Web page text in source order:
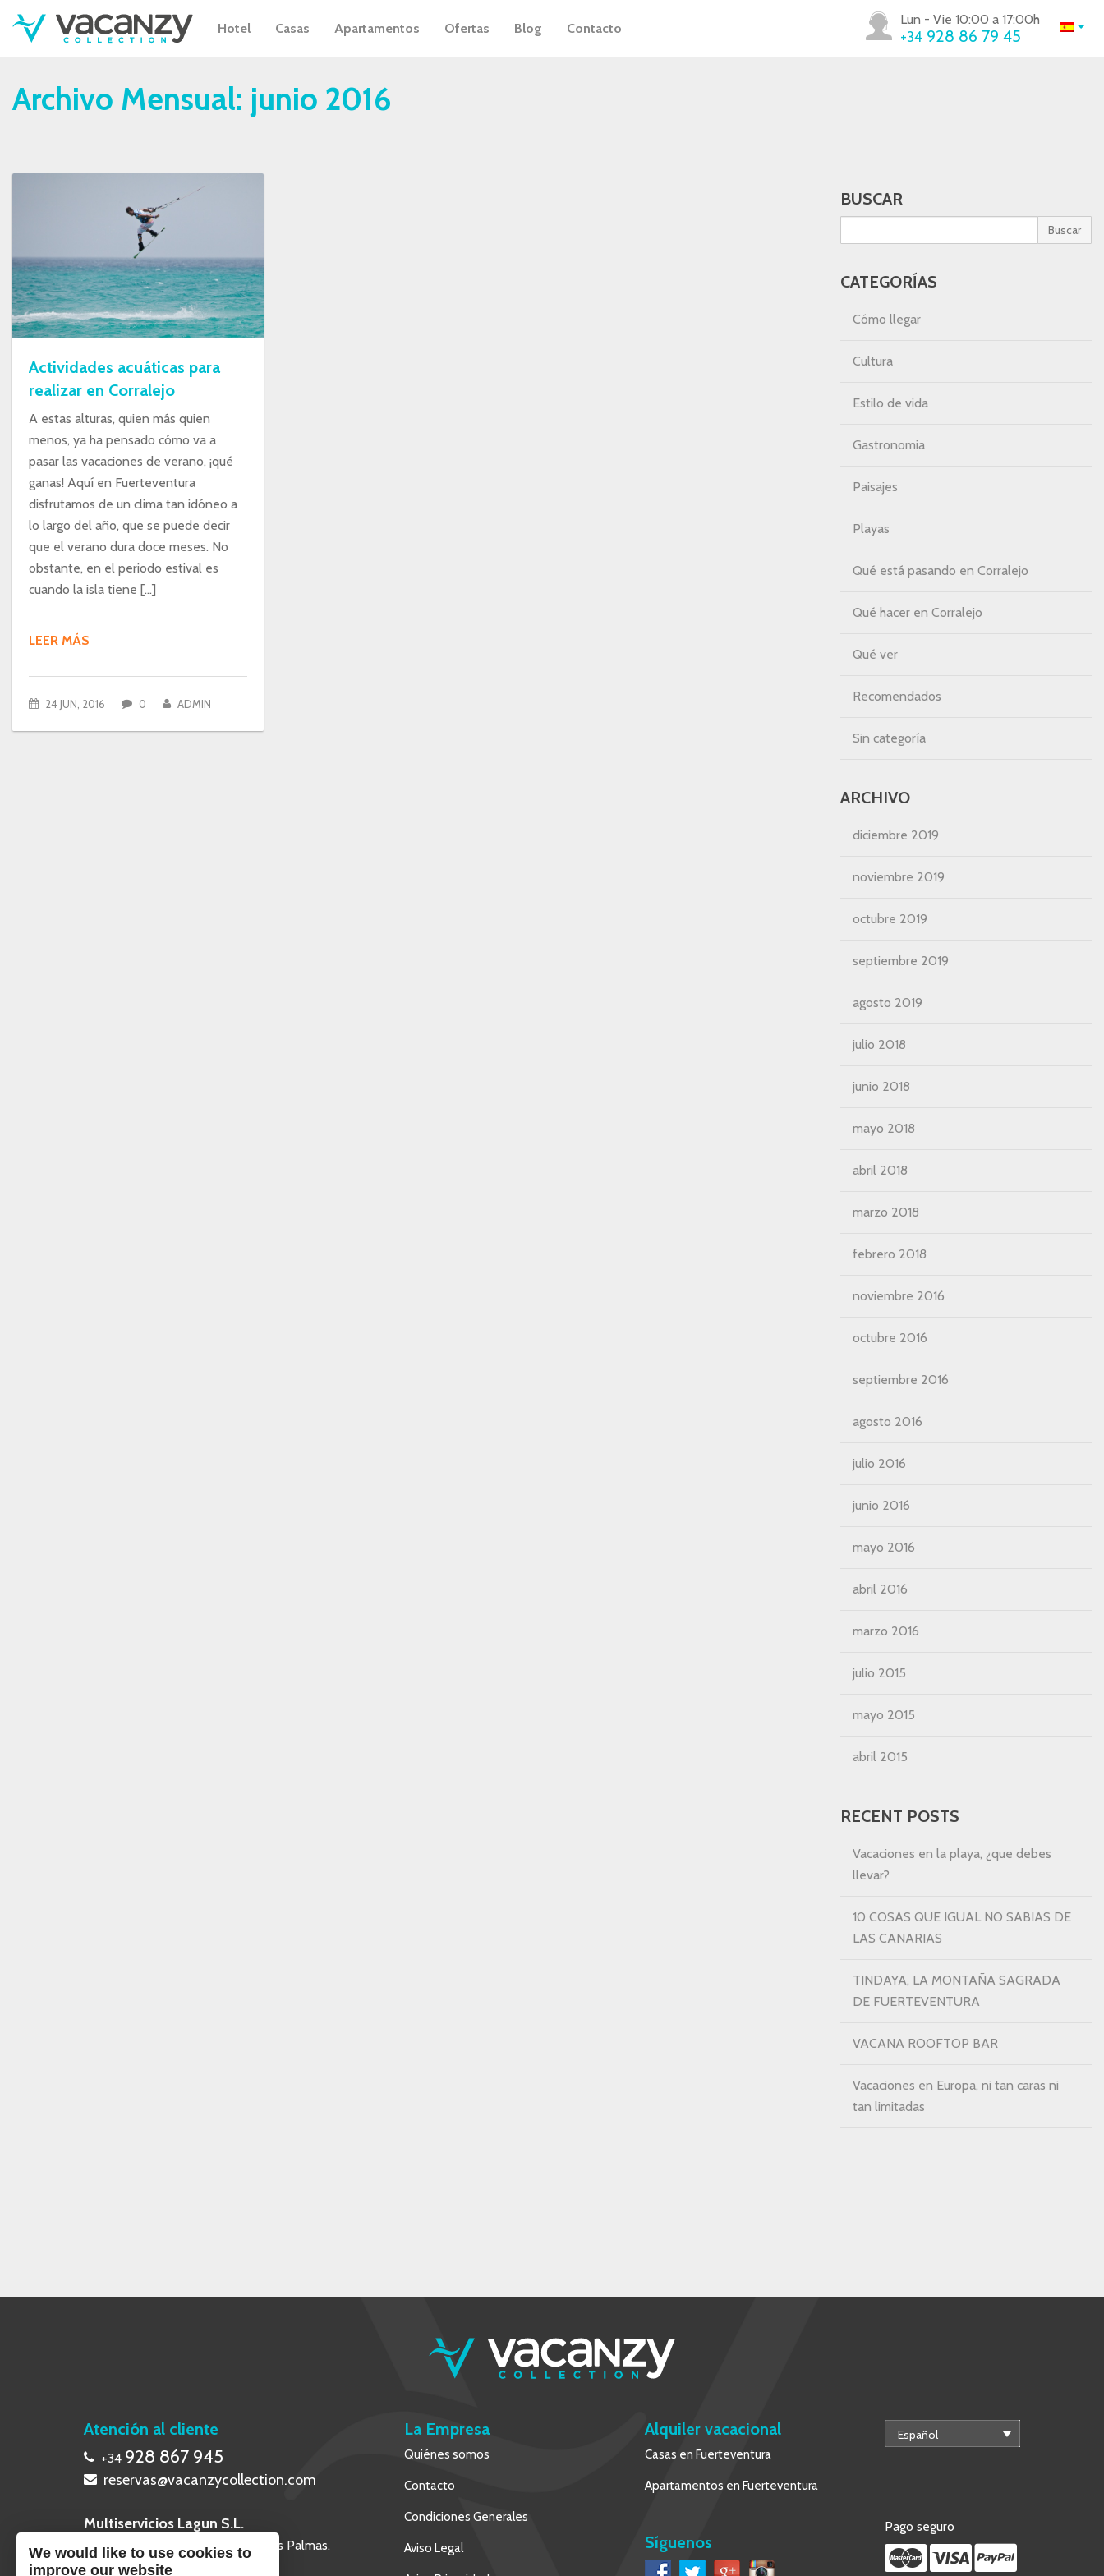
Hotel Casas Apartamentos Ofertas Blog Contacto
Lun - Vie 10:00 a 17:00h
+34 928 86 79 45
Archivo Mensual: junio 2016
Actividades acuáticas para
realizar en Corralejo
A estas alturas, quien más quien
menos, ya ha pensado cómo va a
pasar las vacaciones de verano, ¡qué
ganas! Aquí en Fuerteventura
disfrutamos de un clima tan idóneo a
lo largo del año, que se puede decir
que el verano dura doce meses. No
obstante, en el periodo estival es
cuando la isla tiene […]
LEER MÁS
24 JUN, 2016 0 ADMIN
BUSCAR
Buscar
CATEGORÍAS
Cómo llegar
Cultura
Estilo de vida
Gastronomia
Paisajes
Playas
Qué está pasando en Corralejo
Qué hacer en Corralejo
Qué ver
Recomendados
Sin categoría
ARCHIVO
diciembre 2019
noviembre 2019
octubre 2019
septiembre 2019
agosto 2019
julio 2018
junio 2018
mayo 2018
abril 2018
marzo 2018
febrero 2018
noviembre 2016
octubre 2016
septiembre 2016
agosto 2016
julio 2016
junio 2016
mayo 2016
abril 2016
marzo 2016
julio 2015
mayo 2015
abril 2015
RECENT POSTS
Vacaciones en la playa, ¿que debes
llevar?
10 COSAS QUE IGUAL NO SABIAS DE
LAS CANARIAS
TINDAYA, LA MONTAÑA SAGRADA
DE FUERTEVENTURA
VACANA ROOFTOP BAR
Vacaciones en Europa, ni tan caras ni
tan limitadas
Atención al cliente
+34 928 867 945
reservas@vacanzycollection.com
Multiservicios Lagun S.L.
Calle Poril 2, 35660 - Corralejo, Las Palmas.
La Empresa
Quiénes somos
Contacto
Condiciones Generales
Aviso Legal
Alquiler vacacional
Casas en Fuerteventura
Apartamentos en Fuerteventura
Síguenos
Español
Pago seguro
We would like to use cookies to
improve our website